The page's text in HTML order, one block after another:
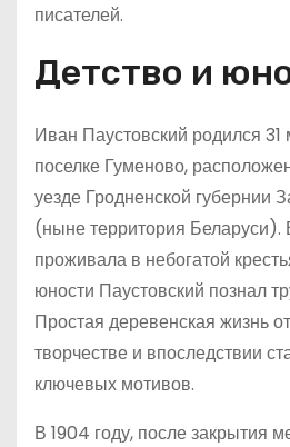
писателей.
Детство и
Иван Паустовский родился 31
поселке Гуменово,
уезде Гродненской губернии
(ныне территория Беларуси).
проживала в небогатой
юности Паустовский познал
Простая деревенская жизнь
творчестве и впоследствии
ключевых мотивов.
В 1904 году, после закрытия